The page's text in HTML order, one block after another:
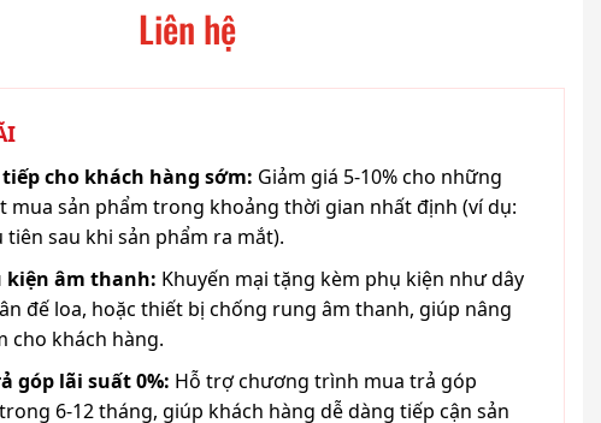
Liên hệ
cho khách hàng sớm: Giảm giá 5-10% cho những
mua sản phẩm trong khoảng thời gian nhất định (ví dụ:
sau khi sản phẩm ra mắt).
kiện âm thanh: Khuyến mại tặng kèm phụ kiện như dây
đế loa, hoặc thiết bị chống rung âm thanh, giúp nâng
cho khách hàng.
góp lãi suất 0%: Hỗ trợ chương trình mua trả góp
6-12 tháng, giúp khách hàng dễ dàng tiếp cận sản